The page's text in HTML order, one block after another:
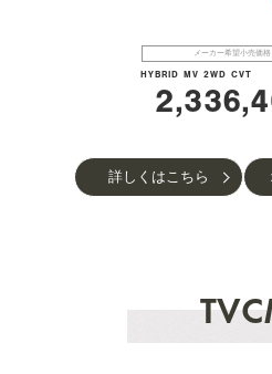
メーカー希望小売価格
HYBRID MV 2WD CVT
詳しくはこちら